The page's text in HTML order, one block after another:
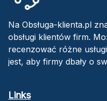
Na Obsługa-klienta.pl
obsługi klientów firm.
recenzować różne
jest, aby firmy dbały o
Links